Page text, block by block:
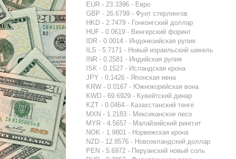
EUR - 23.3396 - Евро
GBP - 26.6799 - Фунт стерлингов
HKD - 2.7479 - Гонконгский доллар
HUF - 0.0619 - Венгерский форинт
IDR - 0.0014 - Индонезийская рупия
ILS - 5.7171 - Новый израильский шекель
INR - 0.2581 - Индийская рупия
ISK - 0.1527 - Исландская крона
JPY - 0.1426 - Японская иена
KRW - 0.0167 - Южнокорейская вона
KWD - 69.6929 - Кувейтский динар
KZT - 0.0464 - Казахстанский тенге
MXN - 1.2183 - Мексиканское песо
MYR - 4.5657 - Малайзийский ринггит
NOK - 1.9801 - Норвежская крона
NZD - 12.8576 - Новозеландский доллар
PEN - 5.6972 - Перуанский новый соль